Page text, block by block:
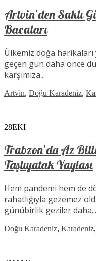
Artvin’den Saklı
Bacaları
Ülkemiz doğa
geçen gün daha önce
karşımıza...
Artvin, Doğu Karadeniz,
28EKI
Trabzon’da Az
Taşlıyatak Yaylası
Hem pandemi hem de
rahatlığıyla gezemez
günübirlik geziler daha...
Doğu Karadeniz, Karadeniz,